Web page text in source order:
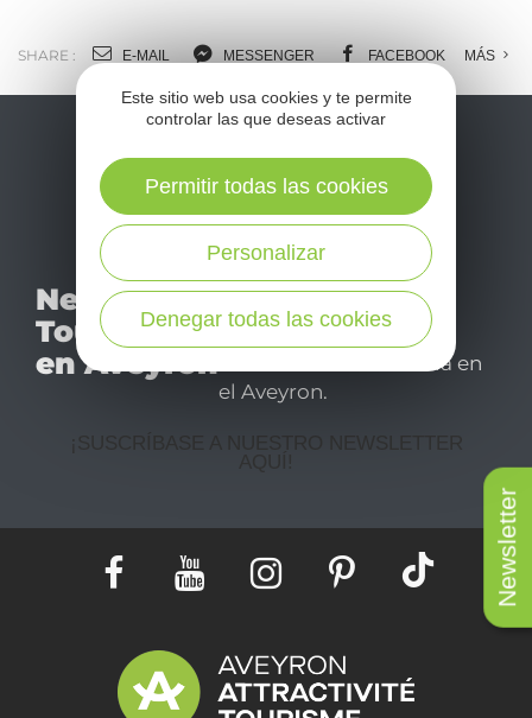
Newsletter
SHARE : E-MAIL MESSENGER FACEBOOK MÁS
Newsletter
Tourismo
en Aveyron
No se pierda nuestro
mensual newsletter y
déjese inspirar para
disfrutar de su estancia en
el Aveyron.
¡SUSCRÍBASE A NUESTRO NEWSLETTER
AQUÍ!
Este sitio web usa cookies y te permite
controlar las que deseas activar
Denegar todas las cookies
Personalizar
Permitir todas las cookies